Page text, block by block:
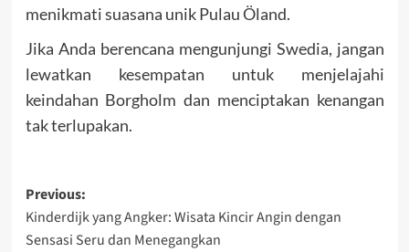
menikmati suasana unik Pulau Öland.
Jika Anda berencana mengunjungi Swedia, jangan
lewatkan kesempatan untuk menjelajahi
keindahan Borgholm dan menciptakan kenangan
tak terlupakan.
Post
navigation
Previous:
Kinderdijk yang Angker: Wisata Kincir Angin dengan
Sensasi Seru dan Menegangkan